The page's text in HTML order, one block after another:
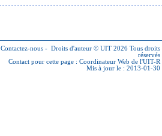
Contactez-nous - Droits d'auteur © UIT 2026 Tous droits
réservés
Contact pour cette page : Coordinateur Web de l'UIT-R
Mis à jour le : 2013-01-30